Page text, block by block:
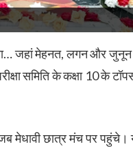
जहां मेहनत, लगन और
समिति के कक्षा 10 के
मेधावी छात्र मंच पर पहुंचे।